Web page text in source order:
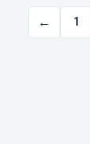
← 1